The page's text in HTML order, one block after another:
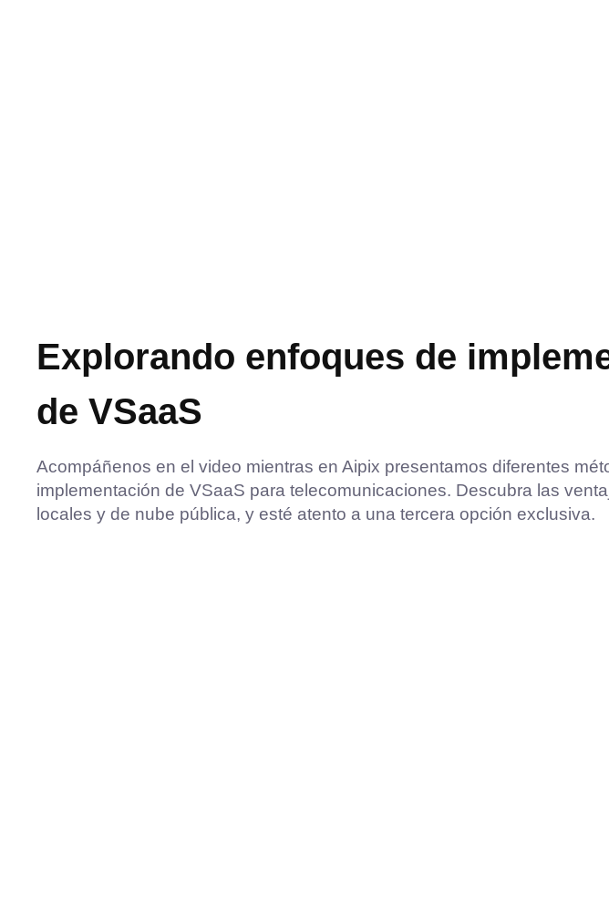
Explorando enfoques de
de VSaaS
Acompáñenos en el video mientras en Aipix presentamos diferentes
implementación de VSaaS para telecomunicaciones. Descubra las
locales y de nube pública, y esté atento a una tercera opción exclusiva.